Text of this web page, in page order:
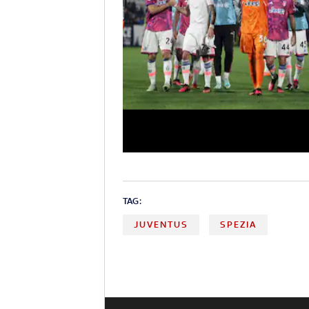
TAG:
JUVENTUS SPEZIA